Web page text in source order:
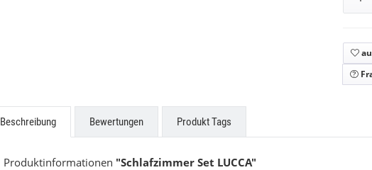
Beschreibung Bewertungen Produkt Tags
Produktinformationen "Schlafzimmer Set LUCCA"
Preis auf Anfrage